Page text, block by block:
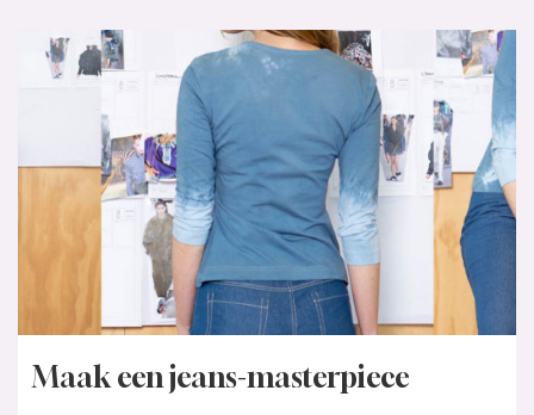
Maak een jeans-masterpiece